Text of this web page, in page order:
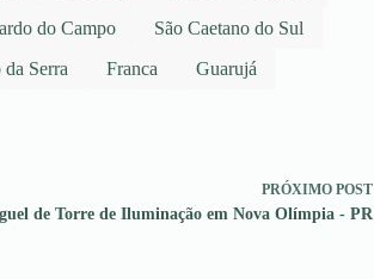
do Campo
São Caetano do Sul
da Serra Franca Guarujá
PRÓXIMO POST
de Torre de Iluminação em Nova Olímpia - PR